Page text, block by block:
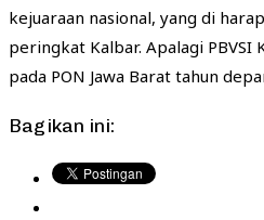
kejuaraan nasional, yang di
peringkat Kalbar. Apalagi
pada PON Jawa Barat tahun
Bagikan ini: